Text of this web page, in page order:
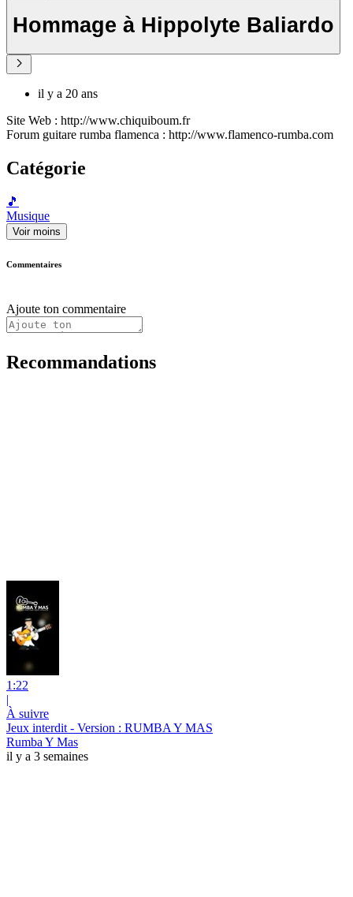
Hommage à Hippolyte Baliardo
il y a 20 ans
Site Web : http://www.chiquiboum.fr
Forum guitare rumba flamenca : http://www.flamenco-rumba.com
Catégorie
🎵
Musique
Voir moins
Commentaires
Ajoute ton commentaire
Recommandations
1:22
|
À suivre
Jeux interdit - Version : RUMBA Y MAS
Rumba Y Mas
il y a 3 semaines